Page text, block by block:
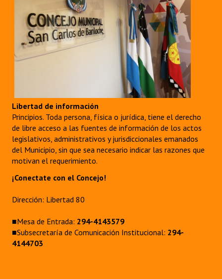
Libertad de información
Principios. Toda persona, física o jurídica, tiene el derecho
de libre acceso a las fuentes de información de los actos
legislativos, administrativos y jurisdiccionales emanados
del Municipio, sin que sea necesario indicar las razones que
motivan el requerimiento.
¡Conectate con el Concejo!
Dirección: Libertad 80
■Mesa de Entrada: 294-4143579
■Subsecretaría de Comunicación Institucional: 294-
4144703